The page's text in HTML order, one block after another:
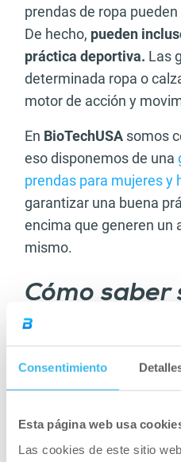
Consentimiento
Esta página web usa
Las cookies de este sitio
prendas de ropa
De hecho, pueden
práctica deportiva. Las
determinada ropa o
motor de acción y
En BioTechUSA somos
eso disponemos de una
prendas para mujeres y
garantizar una buena
encima que generen un
mismo.
Cómo saber
pronador o
principal
Esta es la clasificación
deportistas porque son
un gesto de forma